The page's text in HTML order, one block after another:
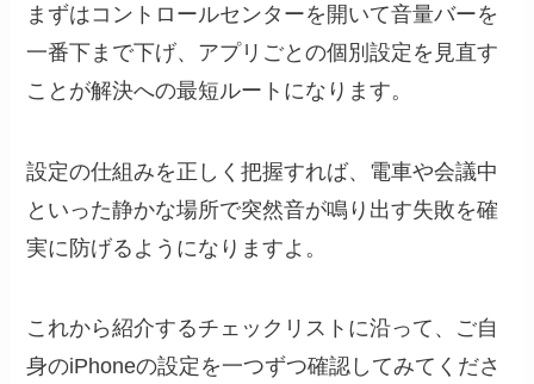
まずはコントロールセンターを開いて音量バーを
一番下まで下げ、アプリごとの個別設定を見直す
ことが解決への最短ルートになります。
設定の仕組みを正しく把握すれば、電車や会議中
といった静かな場所で突然音が鳴り出す失敗を確
実に防げるようになりますよ。
これから紹介するチェックリストに沿って、ご自
身のiPhoneの設定を一つずつ確認してみてくださ